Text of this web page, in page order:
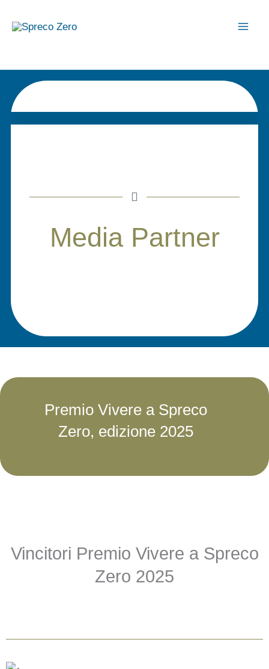
Media Partner
Premio Vivere a Spreco
Zero, edizione 2025
Vincitori Premio Vivere a Spreco
Zero 2025